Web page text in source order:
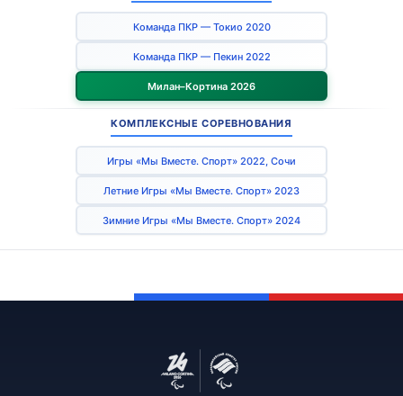
Команда ПКР — Токио 2020
Команда ПКР — Пекин 2022
Милан–Кортина 2026
КОМПЛЕКСНЫЕ СОРЕВНОВАНИЯ
Игры «Мы Вместе. Спорт» 2022, Сочи
Летние Игры «Мы Вместе. Спорт» 2023
Зимние Игры «Мы Вместе. Спорт» 2024